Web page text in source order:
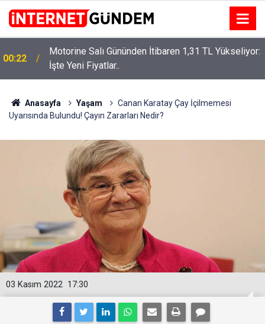
00:22
Motorine Salı Gününden İtibaren 1,31 TL Yükseliyor:
İşte Yeni Fiyatlar..
Anasayfa Yaşam
Canan Karatay Çay İçilmemesi
Uyarısında Bulundu! Çayın Zararları Nedir?
17:30
03 Kasım 2022